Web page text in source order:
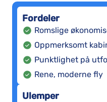
Fordeler
Romslige
Oppmerksomt
Punktlighet på
Rene, moderne fly
Ulemper